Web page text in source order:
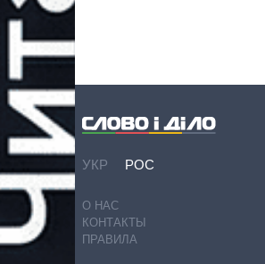
УКР РОС
О НАС
КОНТАКТЫ
ПРАВИЛА